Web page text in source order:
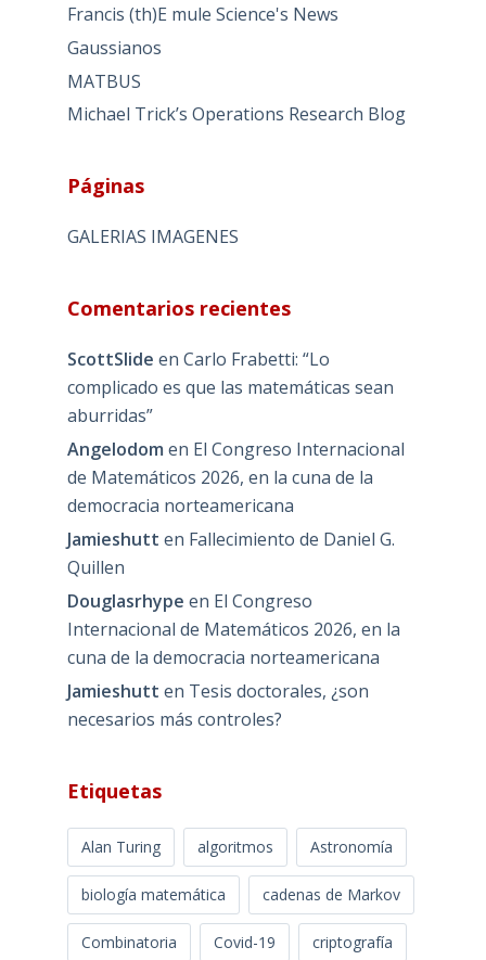
Francis (th)E mule Science's News
Gaussianos
MATBUS
Michael Trick’s Operations Research Blog
Páginas
GALERIAS IMAGENES
Comentarios recientes
ScottSlide en Carlo Frabetti: “Lo
complicado es que las matemáticas sean
aburridas”
Angelodom en El Congreso Internacional
de Matemáticos 2026, en la cuna de la
democracia norteamericana
Jamieshutt en Fallecimiento de Daniel G.
Quillen
Douglasrhype en El Congreso
Internacional de Matemáticos 2026, en la
cuna de la democracia norteamericana
Jamieshutt en Tesis doctorales, ¿son
necesarios más controles?
Etiquetas
Alan Turing algoritmos Astronomía
biología matemática cadenas de Markov
Combinatoria Covid-19 criptografía